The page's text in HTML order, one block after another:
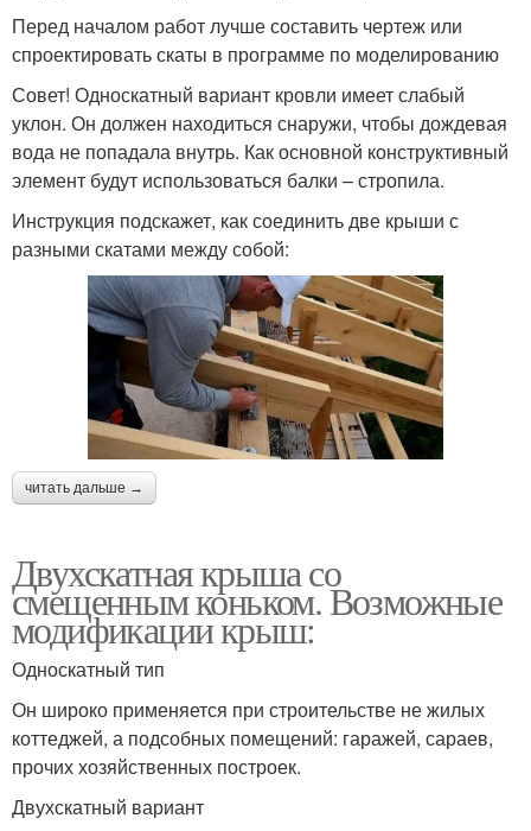
Перед началом работ лучше составить чертеж или
спроектировать скаты в программе по моделированию
Совет! Односкатный вариант кровли имеет слабый
уклон. Он должен находиться снаружи, чтобы дождевая
вода не попадала внутрь. Как основной конструктивный
элемент будут использоваться балки – стропила.
Инструкция подскажет, как соединить две крыши с
разными скатами между собой:
читать дальше →
Двухскатная крыша со
смещенным коньком. Возможные
модификации крыш:
Односкатный тип
Он широко применяется при строительстве не жилых
коттеджей, а подсобных помещений: гаражей, сараев,
прочих хозяйственных построек.
Двухскатный вариант